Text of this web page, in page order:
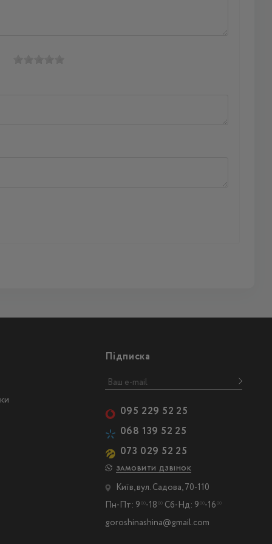
Підписка
095 229 52 25
068 139 52 25
073 029 52 25
ЗАМОВИТИ ДЗВІНОК
Київ, вул. Садова, 70-110
Пн-Пт: 9 00-18 00Сб-Нд: 9 00-16 00
goroshinashina@gmail.com